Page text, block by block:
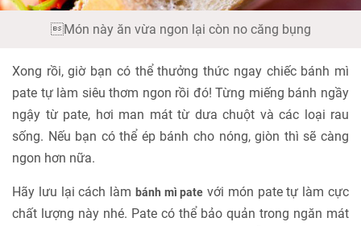
Món này ăn vừa ngon lại còn no căng bụng
Xong rồi, giờ bạn có thể thưởng thức ngay chiếc bánh mì
pate tự làm siêu thơm ngon rồi đó! Từng miếng bánh ngầy
ngậy từ pate, hơi man mát từ dưa chuột và các loại rau
sống. Nếu bạn có thể ép bánh cho nóng, giòn thì sẽ càng
ngon hơn nữa.
Hãy lưu lại cách làm bánh mì pate với món pate tự làm cực
chất lượng này nhé. Pate có thể bảo quản trong ngăn mát